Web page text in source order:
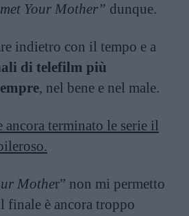
Your Mother” dunque.
indietro con il tempo e a
di telefilm più
, nel bene e nel male.
ancora terminato le serie il
Mother” non mi permetto
finale è ancora troppo